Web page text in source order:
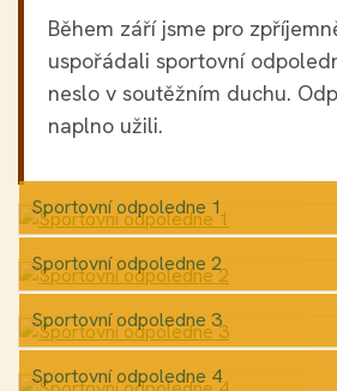
Během září jsme pro
uspořádali sportovní
neslo v soutěžním duchu.
naplno užili.
Sportovní odpoledne 1
Sportovní odpoledne 2
Sportovní odpoledne 3
Sportovní odpoledne 4